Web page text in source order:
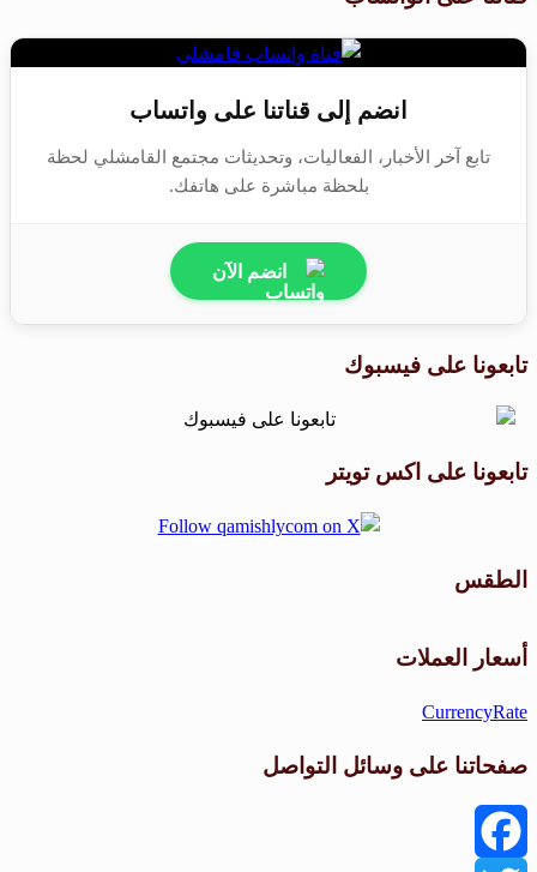
انضم إلى قناتنا على واتساب
تابع آخر الأخبار، الفعاليات، وتحديثات مجتمع القامشلي لحظة
بلحظة مباشرة على هاتفك.
انضم الآن
تابعونا على فيسبوك
تابعونا على اكس تويتر
الطقس
أسعار العملات
CurrencyRate
صفحاتنا على وسائل التواصل